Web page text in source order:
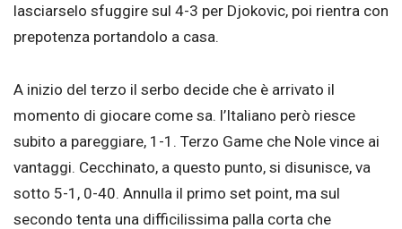
lasciarselo sfuggire sul 4-3 per Djokovic, poi rientra con
prepotenza portandolo a casa.
A inizio del terzo il serbo decide che è arrivato il
momento di giocare come sa. l’Italiano però riesce
subito a pareggiare, 1-1. Terzo Game che Nole vince ai
vantaggi. Cecchinato, a questo punto, si disunisce, va
sotto 5-1, 0-40. Annulla il primo set point, ma sul
secondo tenta una difficilissima palla corta che